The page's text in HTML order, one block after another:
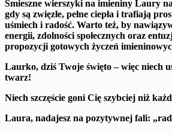
Śmieszne wierszyki na imieniny Laury
gdy są zwięzłe, pełne ciepła i trafiają
uśmiech i radość. Warto też, by
energii, zdolności społecznych oraz
propozycji gotowych życzeń
Laurko, dziś Twoje święto – więc niech
twarz!
Niech szczęście goni Cię szybciej niż
Laura, nadajesz na pozytywnej fali: